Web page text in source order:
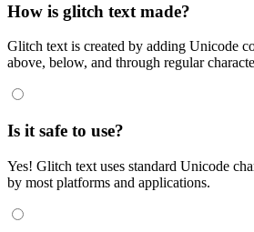
How is glitch text made?
Glitch text is created by adding Unicode
above, below, and through regular
Is it safe to use?
Yes! Glitch text uses standard Unicode
by most platforms and applications.